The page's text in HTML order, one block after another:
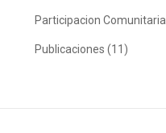
Participacion Comunitaria
Publicaciones (11)